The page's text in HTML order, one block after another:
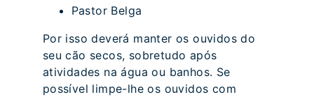
Pastor Belga
Por isso deverá manter os ouvidos do
seu cão secos, sobretudo após
atividades na água ou banhos. Se
possível limpe-lhe os ouvidos com